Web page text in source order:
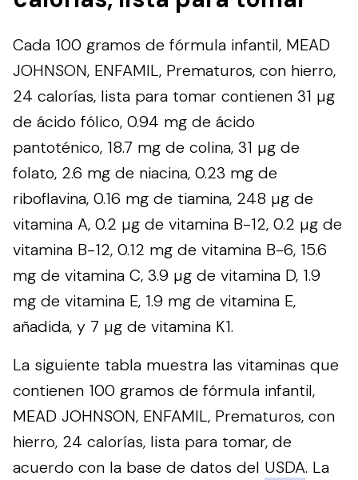
Cada 100 gramos de fórmula infantil, MEAD
JOHNSON, ENFAMIL, Prematuros, con hierro,
24 calorías, lista para tomar contienen 31 µg
de ácido fólico, 0.94 mg de ácido
pantoténico, 18.7 mg de colina, 31 µg de
folato, 2.6 mg de niacina, 0.23 mg de
riboflavina, 0.16 mg de tiamina, 248 µg de
vitamina A, 0.2 µg de vitamina B-12, 0.2 µg de
vitamina B-12, 0.12 mg de vitamina B-6, 15.6
mg de vitamina C, 3.9 µg de vitamina D, 1.9
mg de vitamina E, 1.9 mg de vitamina E,
añadida, y 7 µg de vitamina K1.
La siguiente tabla muestra las vitaminas que
contienen 100 gramos de fórmula infantil,
MEAD JOHNSON, ENFAMIL, Prematuros, con
hierro, 24 calorías, lista para tomar, de
acuerdo con la base de datos del USDA. La